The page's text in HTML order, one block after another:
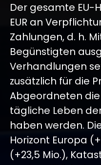
Der gesamte EU-
EUR an
Zahlungen, d. h.
Begünstigten
Verhandlungen
zusätzlich für die
Abgeordneten
tägliche Leben
haben werden.
Horizont Europa
(+23,5 Mio.),